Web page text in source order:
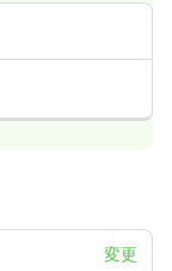
一時募集休止
変更